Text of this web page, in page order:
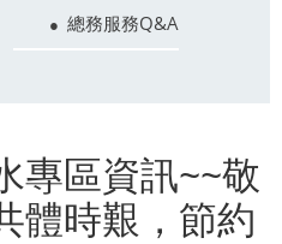
總務服務Q&A
專區資訊~~敬
體時艱 ， 節約